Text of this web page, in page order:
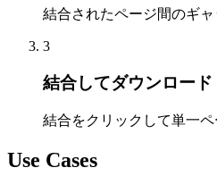
結合されたページ間のギャ
3
結合してダウンロード
結合をクリックして単一ペ
Use Cases